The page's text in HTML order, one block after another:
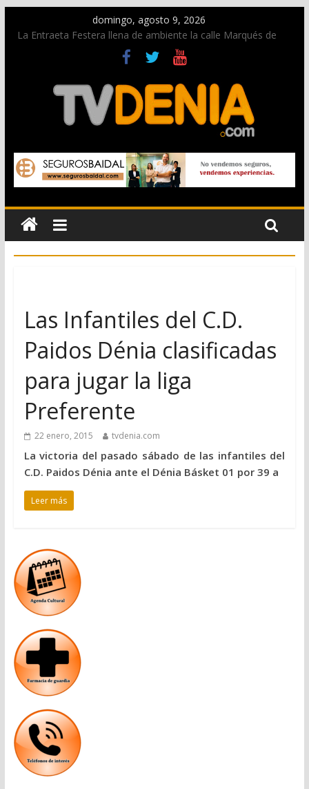
domingo, agosto 9, 2026
La Entraeta Festera llena de ambiente la calle Marqués de
Campo con la recepción a la Capitanía Cristiana
Dos personas fallecen en un grave accidente en la N-332
entre Benissa y Calp
Una nueva oportunidad para donar sangre en Cruz Roja
El bando moro protagonista en la Segunda Entraeta Festera
Paco Adsuar dona al Arxiu de Dénia más de 50.000 imágenes
de la memoria visual de la ciudad
Las Infantiles del C.D.
Paidos Dénia clasificadas
para jugar la liga
Preferente
22 enero, 2015 tvdenia.com
La victoria del pasado sábado de las infantiles del
C.D. Paidos Dénia ante el Dénia Básket 01 por 39 a
Leer más